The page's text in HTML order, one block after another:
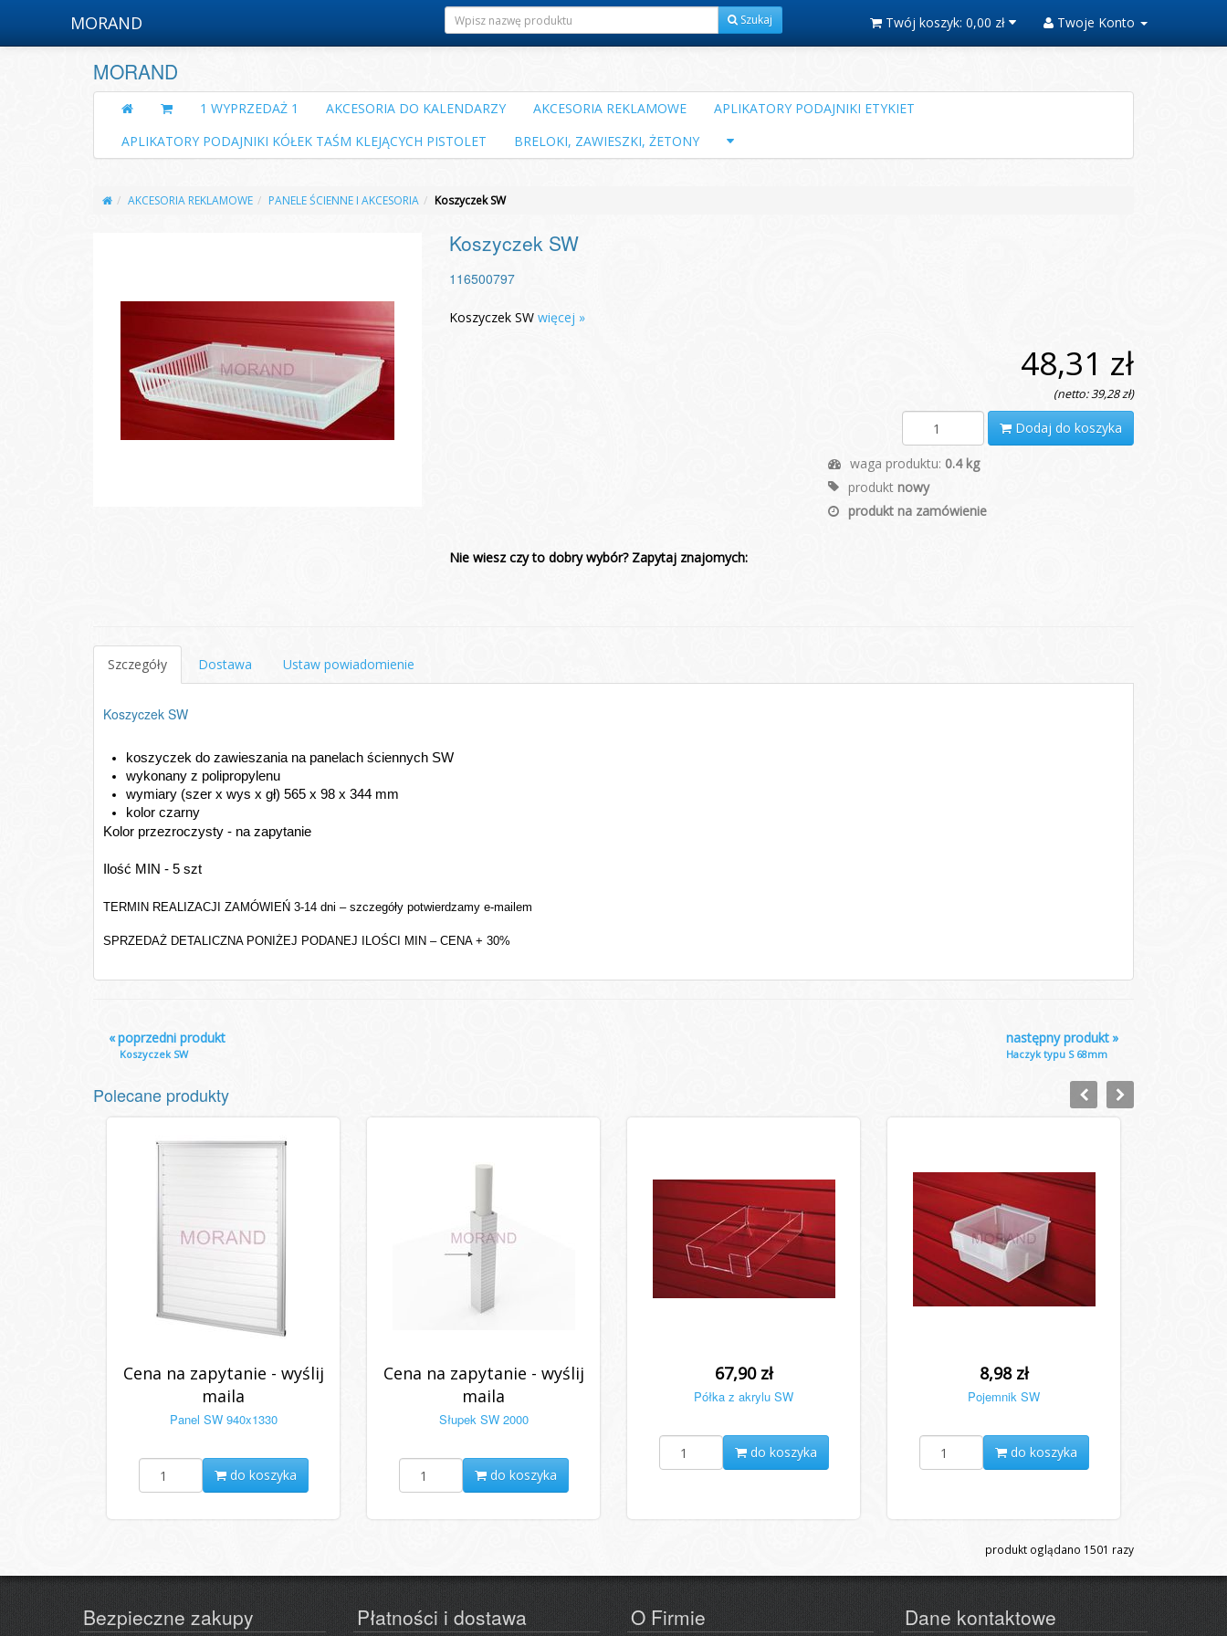
MORAND Szukaj Twój koszyk: 0,00 zł Twoje Konto
MORAND
1 WYPRZEDAŻ 1 AKCESORIA DO KALENDARZY AKCESORIA REKLAMOWE
APLIKATORY PODAJNIKI ETYKIET
APLIKATORY PODAJNIKI KÓŁEK TAŚM KLEJĄCYCH PISTOLET
BRELOKI, ZAWIESZKI, ŻETONY
AKCESORIA REKLAMOWE PANELE ŚCIENNE I AKCESORIA Koszyczek SW
Koszyczek SW
116500797
Koszyczek SW więcej »
48,31 zł
(netto: 39,28 zł)
Dodaj do koszyka
waga produktu: 0.4 kg
produkt nowy
produkt na zamówienie
Nie wiesz czy to dobry wybór? Zapytaj znajomych:
Szczegóły Dostawa Ustaw powiadomienie
Koszyczek SW
koszyczek do zawieszania na panelach ściennych SW
wykonany z polipropylenu
wymiary (szer x wys x gł) 565 x 98 x 344 mm
kolor czarny
Kolor przezroczysty - na zapytanie
Ilość MIN - 5 szt
TERMIN REALIZACJI ZAMÓWIEŃ 3-14 dni – szczegóły potwierdzamy e-mailem
SPRZEDAŻ DETALICZNA PONIŻEJ PODANEJ ILOŚCI MIN – CENA + 30%
«poprzedni produkt
Koszyczek SW
»
następny produkt
Haczyk typu S 68mm
Polecane produkty
Cena na zapytanie - wyślij
maila
Panel SW 940x1330
do koszyka
Cena na zapytanie - wyślij
maila
Słupek SW 2000
do koszyka
67,90 zł
Półka z akrylu SW
do koszyka
8,98 zł
Pojemnik SW
do koszyka
produkt oglądano 1501 razy
Bezpieczne zakupy Płatności i dostawa O Firmie Dane kontaktowe